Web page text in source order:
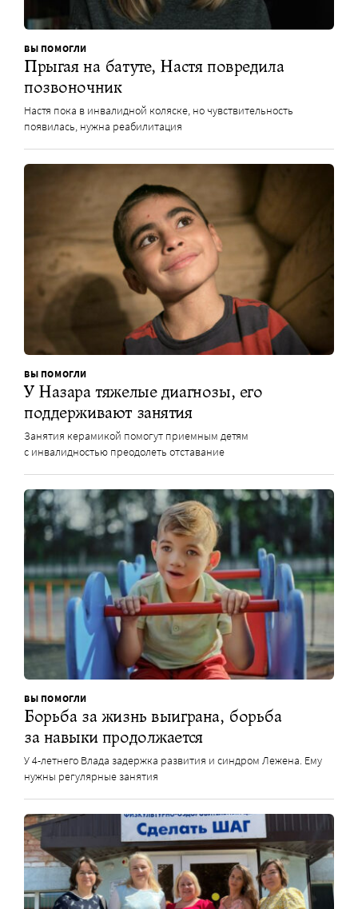
ВЫ ПОМОГЛИ
Прыгая на батуте, Настя повредила
позвоночник
Настя пока в инвалидной коляске, но чувствительность
появилась, нужна реабилитация
ВЫ ПОМОГЛИ
У Назара тяжелые диагнозы, его
поддерживают занятия
Занятия керамикой помогут приемным детям
с инвалидностью преодолеть отставание
ВЫ ПОМОГЛИ
Борьба за жизнь выиграна, борьба
за навыки продолжается
У 4-летнего Влада задержка развития и синдром Лежена. Ему
нужны регулярные занятия